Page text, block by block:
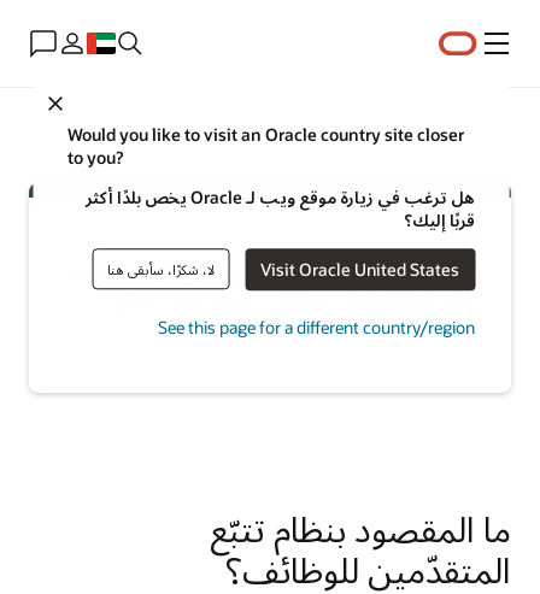
القائمة
Would you like to visit an Oracle country site closer
to you?
هل ترغب في زيارة موقع ويب لـ Oracle يخص بلدًا أكثر
قربًا إليك؟
Visit Oracle United States لا، شكرًا، سأبقى هنا
See this page for a different country/region
اكتشف كيف يمكن لفِرق التوظيف جذب
أفضل المواهب وتعيينها ومضاعفتها
ما المقصود بنظام تتبّع
المتقدّمين للوظائف؟